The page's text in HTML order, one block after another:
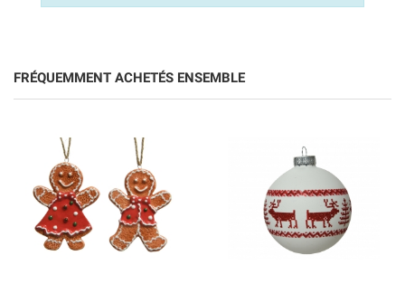
FRÉQUEMMENT ACHETÉS ENSEMBLE